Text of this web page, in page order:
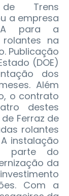
Trens
a empresa
A para a
na
Publicação
(DOE)
dos
Além
o contrato
destes
Ferraz de
rolantes
instalação
parte do
da
Com a